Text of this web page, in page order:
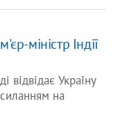
міністр Індії
відвідає Україну
на